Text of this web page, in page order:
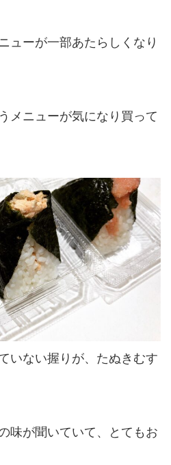
ューが一部あたらしくなり
メニューが気になり買って
いない握りが、たぬきむす
味が聞いていて、とてもお